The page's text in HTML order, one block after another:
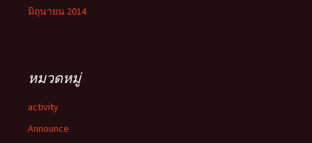
มิถุนายน 2014
หมวดหมู่
activity
Announce